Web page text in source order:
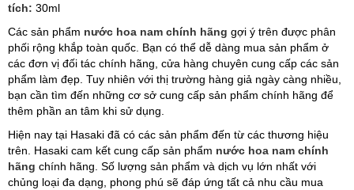
tích: 30ml
Các sản phẩm nước hoa nam chính hãng gợi ý trên được phân
phối rộng khắp toàn quốc. Bạn có thể dễ dàng mua sản phẩm ở
các đơn vị đối tác chính hãng, cửa hàng chuyên cung cấp các sản
phẩm làm đẹp. Tuy nhiên với thị trường hàng giả ngày càng nhiều,
bạn cần tìm đến những cơ sở cung cấp sản phẩm chính hãng để
thêm phần an tâm khi sử dụng.
Hiện nay tại Hasaki đã có các sản phẩm đến từ các thương hiệu
trên. Hasaki cam kết cung cấp sản phẩm nước hoa nam chính
hãng chính hãng. Số lượng sản phẩm và dịch vụ lớn nhất với
chủng loại đa dạng, phong phú sẽ đáp ứng tất cả nhu cầu mua